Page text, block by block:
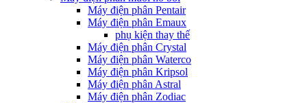
Máy điện phân Pentair
Máy điện phân Emaux
phụ kiện thay thế
Máy điện phân Crystal
Máy điện phân Waterco
Máy điện phân Kripsol
Máy điện phân Astral
Máy điện phân Zodiac